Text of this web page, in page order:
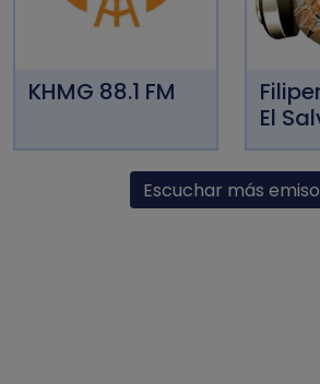
KHMG 88.1 FM
El
Escuchar más